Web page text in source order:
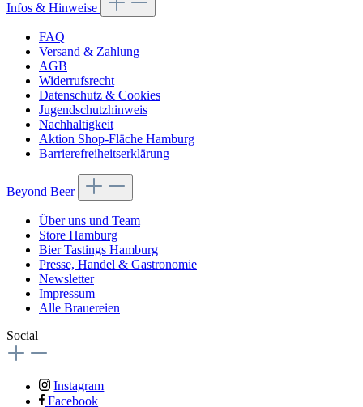
Infos & Hinweise
FAQ
Versand & Zahlung
AGB
Widerrufsrecht
Datenschutz & Cookies
Jugendschutzhinweis
Nachhaltigkeit
Aktion Shop-Fläche Hamburg
Barrierefreiheitserklärung
Beyond Beer
Über uns und Team
Store Hamburg
Bier Tastings Hamburg
Presse, Handel & Gastronomie
Newsletter
Impressum
Alle Brauereien
Social
Instagram
Facebook